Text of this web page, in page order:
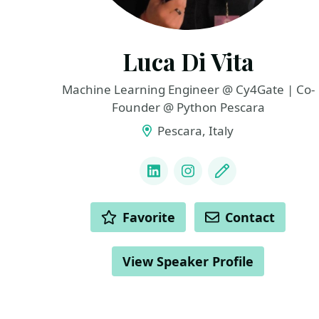
Luca Di Vita
Machine Learning Engineer @ Cy4Gate | Co-
Founder @ Python Pescara
Pescara, Italy
LinkedInInstagram
Blog
ACTIONS Favorite Contact
View Speaker Profile